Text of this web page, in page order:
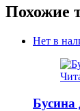
Похожие
Нет в
Бусина